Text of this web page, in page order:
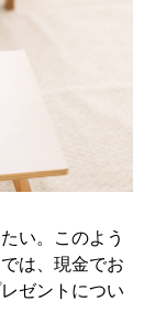
い。このよう
は、現金でお
ゼントについ